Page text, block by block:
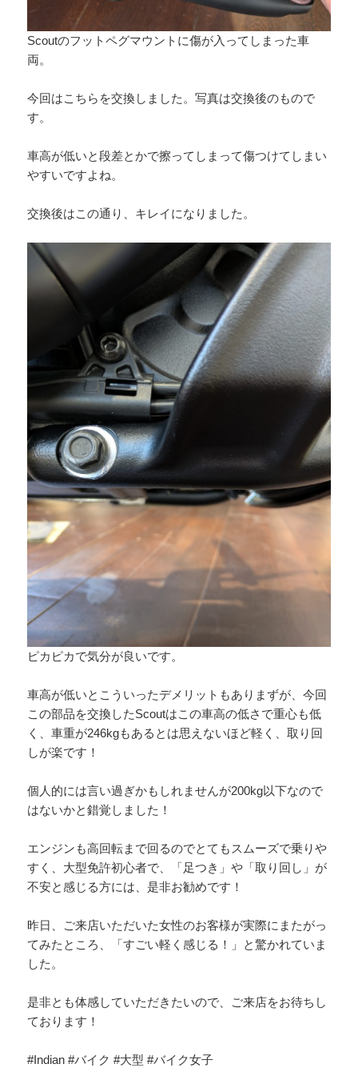
Scoutのフットペグマウントに傷が入ってしまった車
両。
今回はこちらを交換しました。写真は交換後のもので
す。
車高が低いと段差とかで擦ってしまって傷つけてしまい
やすいですよね。
交換後はこの通り、キレイになりました。
ピカピカで気分が良いです。
車高が低いとこういったデメリットもありまずが、今回
この部品を交換したScoutはこの車高の低さで重心も低
く、車重が246kgもあるとは思えないほど軽く、取り回
しが楽です！
個人的には言い過ぎかもしれませんが200kg以下なので
はないかと錯覚しました！
エンジンも高回転まで回るのでとてもスムーズで乗りや
すく、大型免許初心者で、「足つき」や「取り回し」が
不安と感じる方には、是非お勧めです！
昨日、ご来店いただいた女性のお客様が実際にまたがっ
てみたところ、「すごい軽く感じる！」と驚かれていま
した。
是非とも体感していただきたいので、ご来店をお待ちし
ております！
#Indian #バイク #大型 #バイク女子